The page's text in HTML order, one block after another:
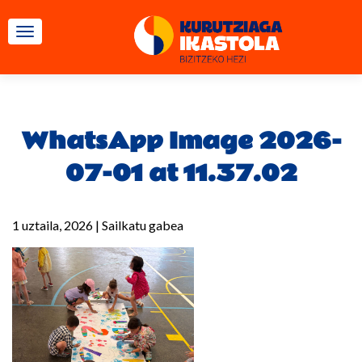
TOGGLE NAVIGATION
WhatsApp Image 2026-
07-01 at 11.37.02
1 uztaila, 2026 | Sailkatu gabea